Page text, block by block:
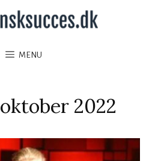
MENU
oktober 2022